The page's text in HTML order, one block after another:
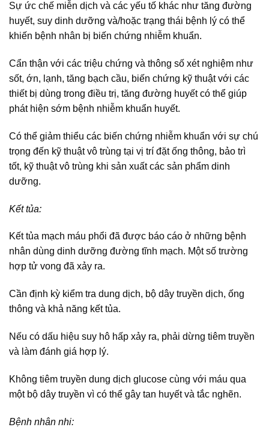
Sự ức chế miễn dịch và các yếu tố khác như tăng đường
huyết, suy dinh dưỡng và/hoặc trạng thái bệnh lý có thể
khiến bệnh nhân bị biến chứng nhiễm khuẩn.
Cẩn thận với các triệu chứng và thông số xét nghiệm như
sốt, ớn, lạnh, tăng bạch cầu, biến chứng kỹ thuật với các
thiết bị dùng trong điều trị, tăng đường huyết có thể giúp
phát hiện sớm bệnh nhiễm khuẩn huyết.
Có thể giảm thiểu các biến chứng nhiễm khuẩn với sự chú
trọng đến kỹ thuật vô trùng tại vị trí đặt ống thông, bảo trì
tốt, kỹ thuật vô trùng khi sản xuất các sản phẩm dinh
dưỡng.
Kết tủa:
Kết tủa mạch máu phổi đã được báo cáo ở những bệnh
nhân dùng dinh dưỡng đường tĩnh mạch. Một số trường
hợp tử vong đã xảy ra.
Cần định kỳ kiểm tra dung dịch, bộ dây truyền dịch, ống
thông và khả năng kết tủa.
Nếu có dấu hiệu suy hô hấp xảy ra, phải dừng tiêm truyền
và làm đánh giá hợp lý.
Không tiêm truyền dung dịch glucose cùng với máu qua
một bộ dây truyền vì có thể gây tan huyết và tắc nghẽn.
Bệnh nhân nhi: